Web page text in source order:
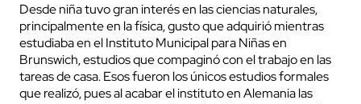
Desde niña tuvo gran interés en las ciencias naturales,
principalmente en la física, gusto que adquirió mientras
estudiaba en el Instituto Municipal para Niñas en
Brunswich, estudios que compaginó con el trabajo en las
tareas de casa. Esos fueron los únicos estudios formales
que realizó, pues al acabar el instituto en Alemania las